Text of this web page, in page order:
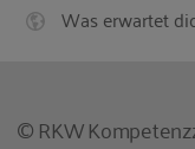
Was erwartet
© RKW